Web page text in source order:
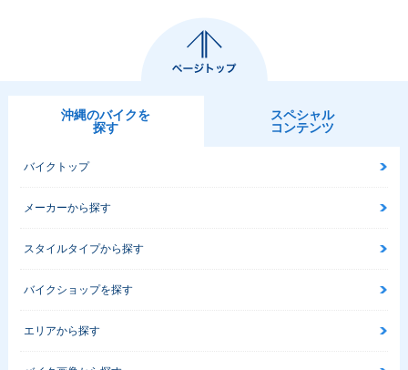
沖縄のバイクを
探す
スペシャル
コンテンツ
バイクトップ
メーカーから探す
スタイルタイプから探す
バイクショップを探す
エリアから探す